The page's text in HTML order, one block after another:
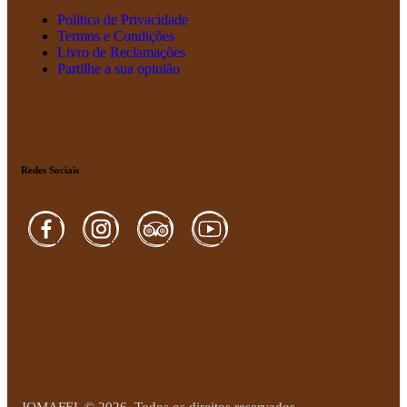
Política de Privacidade
Termos e Condições
Livro de Reclamações
Partilhe a sua opinião
Redes Sociais